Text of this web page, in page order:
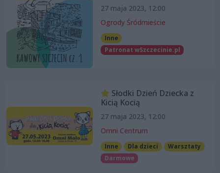
27 maja 2023, 12:00
Ogrody Śródmieście
Inne
Patronat wSzczecinie.pl
Słodki Dzień Dziecka z
Kicią Kocią
27 maja 2023, 12:00
Omni Centrum
Inne Dla dzieci
Warsztaty
Darmowe